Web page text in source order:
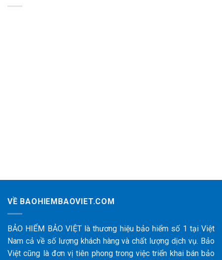
VỀ BAOHIEMBAOVIET.COM
BẢO HIỂM BẢO VIỆT là thương hiệu bảo hiểm số 1 tại Việt
Nam cả về số lượng khách hàng và chất lượng dịch vụ. Bảo
Việt cũng là đơn vị tiên phong trong việc triển khai bán bảo